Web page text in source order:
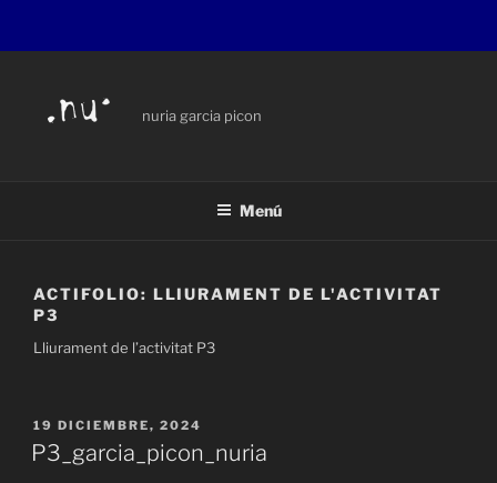
contenido
nuria garcia picon
Menú
ACTIFOLIO: LLIURAMENT DE L'ACTIVITAT
P3
Lliurament de l’activitat P3
PUBLICADO
EL
19 DICIEMBRE, 2024
P3_garcia_picon_nuria